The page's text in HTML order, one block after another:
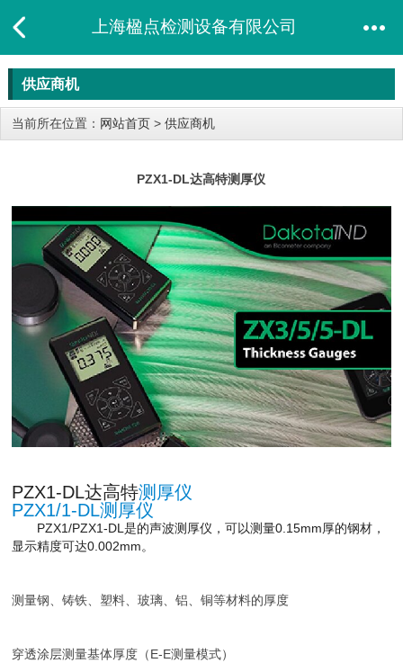
上海楹点检测设备有限公司
供应商机
当前所在位置： 网站首页 > 供应商机
PZX1-DL达高特测厚仪​
PZX1-DL达高特测厚仪
PZX1/1-DL测厚仪
PZX1/PZX1-DL是的声波测厚仪，可以测量0.15mm厚的钢材，
显示精度可达0.002mm。
测量钢、铸铁、塑料、玻璃、铝、铜等材料的厚度
穿透涂层测量基体厚度（E-E测量模式）